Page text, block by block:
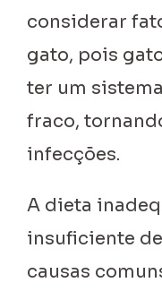
considerar
gato, pois
ter um
fraco,
infecções.
A dieta
insuficiente
causas